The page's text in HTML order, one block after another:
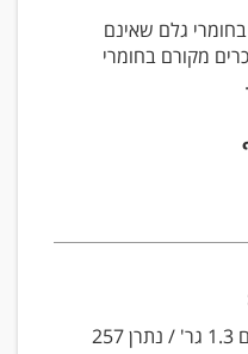
גלם שאינם
מקורם בחומרי
אנרגיה 113 קל' / סך השומנים 1.3 גר' / נתרן 257